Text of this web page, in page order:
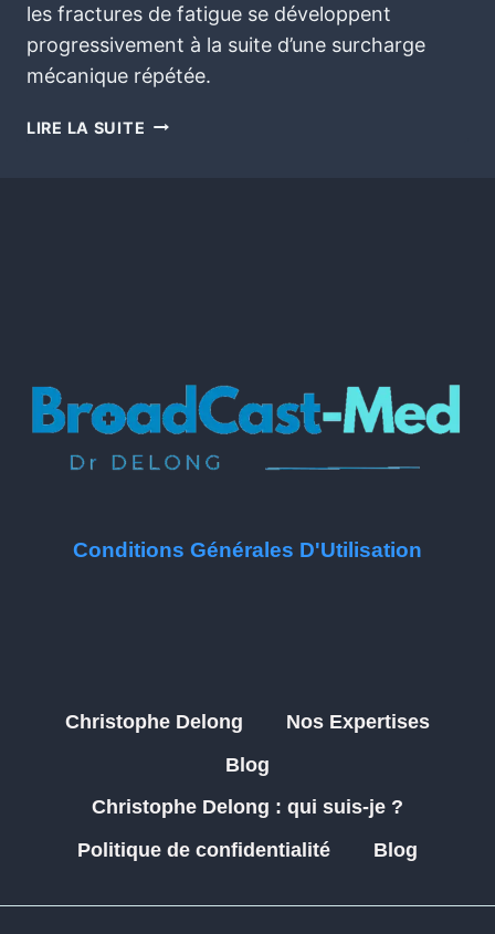
les fractures de fatigue se développent
progressivement à la suite d’une surcharge
mécanique répétée.
LIRE LA SUITE
Conditions Générales D'Utilisation
Christophe Delong
Nos Expertises
Blog
Christophe Delong : qui suis-je ?
Politique de confidentialité
Blog